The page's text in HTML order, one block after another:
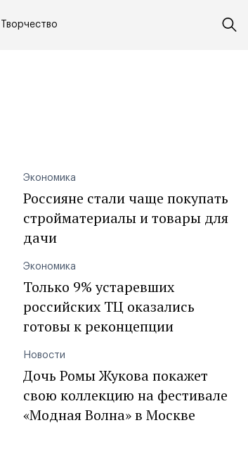
Творчество
Экономика
Россияне стали чаще покупать
стройматериалы и товары для
дачи
Экономика
Только 9% устаревших
российских ТЦ оказались
готовы к реконцепции
Новости
Дочь Ромы Жукова покажет
свою коллекцию на фестивале
«Модная Волна» в Москве